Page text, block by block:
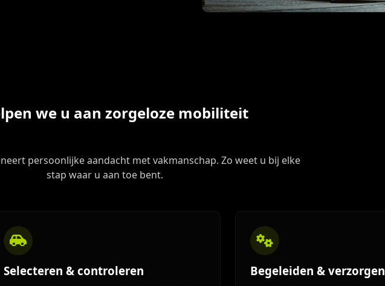
we u aan zorgeloze mobiliteit
persoonlijke aandacht met vakmanschap. Zo weet u bij elke
stap waar u aan toe bent.
Selecteren & controleren Begeleiden & verzorgen